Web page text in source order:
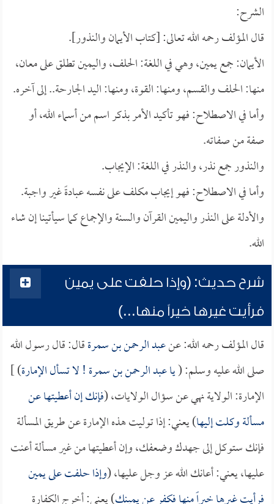
الشرح:
قال المؤلف رحمه الله تعالى: [كتاب الأيمان والنذور].
الأيمان: جمع يمين، وهي في اللغة: الحلف، واليمين تطلق على معان،
منها: الحلف والقسم، ومنها: القوة، ومنها: اليد الجارحة.. إلى آخره.
وأما في الاصطلاح: فهو تأكيد الأمر بذكر اسم من أسماء الله، أو
صفة من صفاته.
والنذور جمع نذر، والنذر في اللغة: الإيجاب.
وأما في الاصطلاح: فهو إيجاب مكلف على نفسه عبادةً غير واجبة.
والأدلة على النذر واليمين القرآن والسنة والإجماع كما سيأتينا إن شاء
الله.
شرح حديث: (وإذا حلفت على يمين
فرأيت غيرها خيراً منها...)
قال المؤلف رحمه الله: عنعبد الرحمن بن سمرةقال: قال رسول الله
صلى الله عليه وسلم: (ياعبد الرحمن بن سمرة! لا تسأل الإمارة) ]
الإمارة: الولاية نهي عن سؤال الولايات، (فإنك إن أعطيتها عن
مسألة وكلت إليها) يعني: إذا توليت هذه الإمارة عن طريق المسألة
فإنك ستوكل إلى جهدك وضعفك، وإن أعطيتها من غير مسألة أعنت
عليها، يعني: أعانك الله عز وجل عليها، (وإذا حلفت على يمين